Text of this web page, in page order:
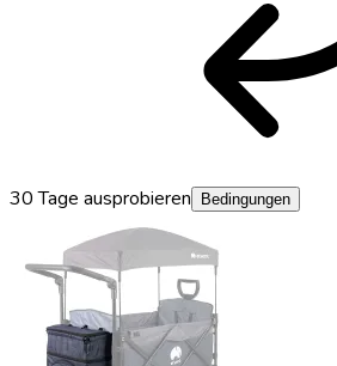
30 Tage ausprobieren Bedingungen